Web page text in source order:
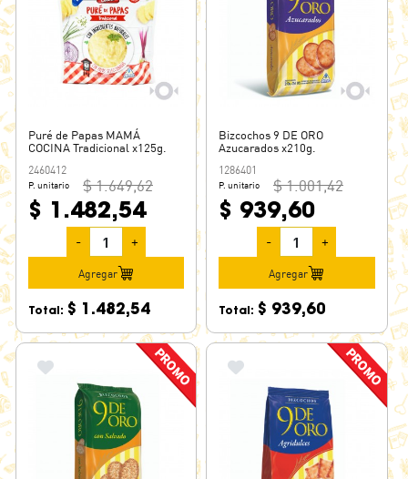
Puré de Papas MAMÁ
COCINA Tradicional x125g.
2460412
P. unitario $ 1.649,62
$ 1.482,54
- +
Agregar
Total: $ 1.482,54
Bizcochos 9 DE ORO
Azucarados x210g.
1286401
P. unitario $ 1.001,42
$ 939,60
- +
Agregar
Total: $ 939,60